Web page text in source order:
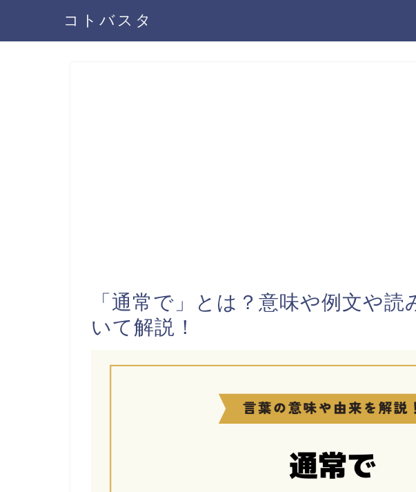
コトバスタ
「通常で」とは？意味や例文や読
いて解説！